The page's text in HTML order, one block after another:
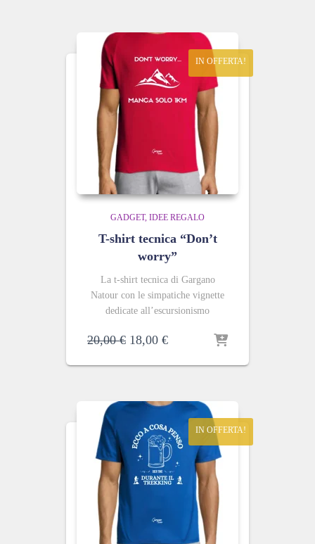
IN OFFERTA!
GADGET IDEE REGALO
T-shirt tecnica “Don’t
worry”
La t-shirt tecnica di Gargano
Natour con le simpatiche vignette
dedicate all’escursionismo
20,00€ Il
originale
20,00 €.
18,00 €Il
attuale
18,00 €.
IN OFFERTA!